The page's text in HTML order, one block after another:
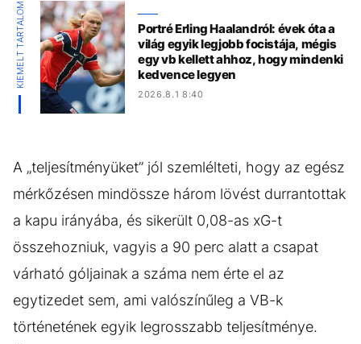
KIEMELT TARTALOM
Portré Erling Haalandról: évek óta a
világ egyik legjobb focistája, mégis
egy vb kellett ahhoz, hogy mindenki
kedvence legyen
2026.8.1 8:40
A „teljesítményüket” jól szemlélteti, hogy az egész
mérkőzésen mindössze három lövést durrantottak
a kapu irányába, és sikerült 0,08-as xG-t
összehozniuk, vagyis a 90 perc alatt a csapat
várható góljainak a száma nem érte el az
egytizedet sem, ami valószínűleg a VB-k
történetének egyik legrosszabb teljesítménye.